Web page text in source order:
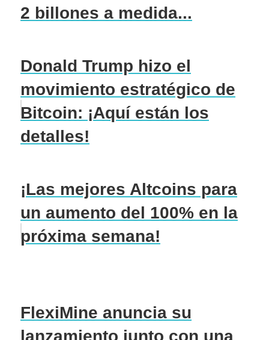
2 billones a medida...
Donald Trump hizo el
movimiento estratégico de
Bitcoin: ¡Aquí están los
detalles!
¡Las mejores Altcoins para
un aumento del 100% en la
próxima semana!
FlexiMine anuncia su
lanzamiento junto con una